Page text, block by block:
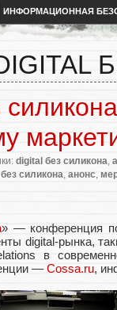
ИНФОРМАЦИОННАЯ
digital без силикона,
силикона, анонс,
» — конференция
digital-рынка,
в
— Cossa.ru,